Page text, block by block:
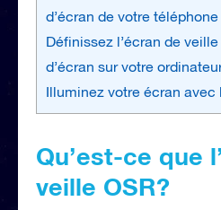
d’écran de votre téléphone
Définissez l’écran de
d’écran sur votre
Illuminez votre écran avec
Qu’est-ce que
veille OSR?